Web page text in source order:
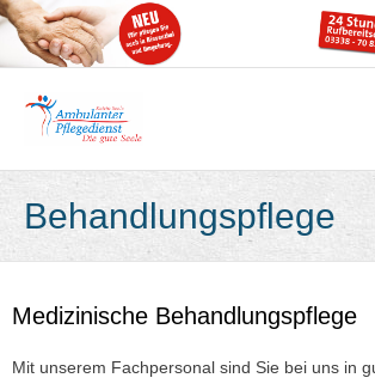
Skip
content
Behandlungspflege
Medizinische Behandlungspflege
Mit unserem Fachpersonal sind Sie bei uns in